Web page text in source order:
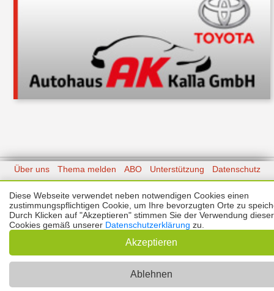
Kontakt
Über uns Thema melden ABO Unterstützung
Datenschutz
🌙 Dark Mode
Copyright © 2026 |Prinzmediaconcept.de
Diese Webseite verwendet neben notwendigen Cookies einen
zustimmungspflichtigen Cookie, um Ihre bevorzugten Orte zu
Durch Klicken auf "Akzeptieren" stimmen Sie der Verwendung dieser
Cookies gemäß unserer Datenschutzerklärung zu.
Akzeptieren
Ablehnen